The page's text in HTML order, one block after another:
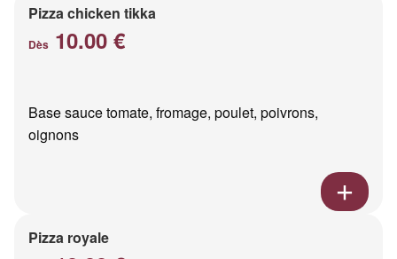
Pizza chicken tikka
Dès 10.00 €
Base sauce tomate, fromage, poulet, poivrons,
oignons
Pizza royale